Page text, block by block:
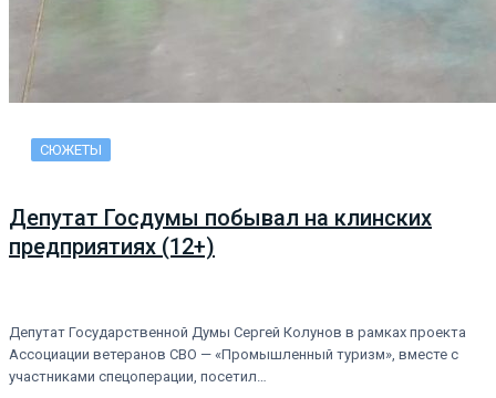
СЮЖЕТЫ
Депутат Госдумы побывал на клинских
предприятиях (12+)
Депутат Государственной Думы Сергей Колунов в рамках проекта
Ассоциации ветеранов СВО — «Промышленный туризм», вместе с
участниками спецоперации, посетил…